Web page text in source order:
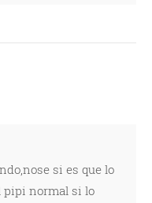
si es que lo
pipi normal si lo